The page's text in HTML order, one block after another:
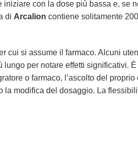
con la dose più bassa e, se
di Arcalion contiene solitamente
cui si assume il farmaco. Alcuni
per notare effetti significativi.
o farmaco, l’ascolto del proprio
modifica del dosaggio. La